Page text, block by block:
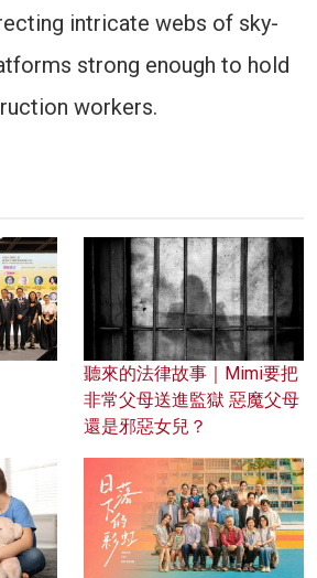
intricate webs of sky-
strong enough to hold
workers.
聽來的法律故事｜Mimi要把
非常父母送進監獄 惡魔父母
還是邪惡女兒？